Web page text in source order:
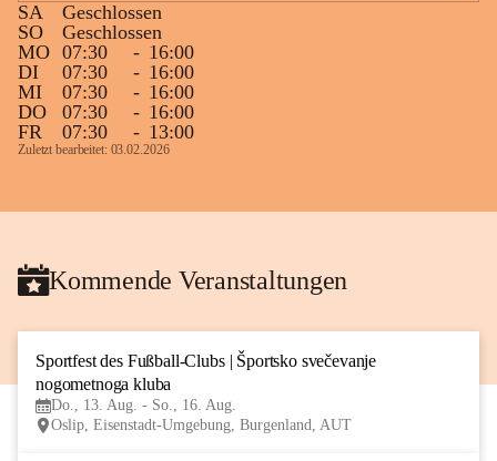
SA
Geschlossen
SO
Geschlossen
MO 07:30 - 16:00
DI
07:30 - 16:00
MI
07:30 - 16:00
DO
07:30 - 16:00
FR
07:30 - 13:00
Zuletzt bearbeitet: 03.02.2026
Kommende Veranstaltungen
Sportfest des Fußball-Clubs | Športsko svečevanje
nogometnoga kluba
Do., 13. Aug. - So., 16. Aug.
Oslip, Eisenstadt-Umgebung, Burgenland, AUT